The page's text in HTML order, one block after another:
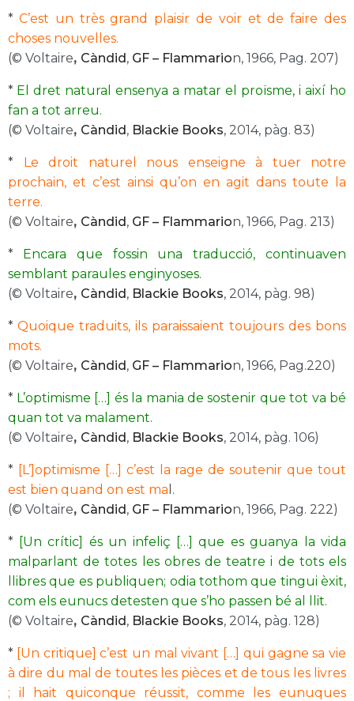
* C’est un très grand plaisir de voir et de faire des
choses nouvelles.
(© Voltaire, Càndid, GF – Flammarion, 1966, Pag. 207)
* El dret natural ensenya a matar el proïsme, i així ho
fan a tot arreu.
(© Voltaire, Càndid, Blackie Books, 2014, pàg. 83)
* Le droit naturel nous enseigne à tuer notre
prochain, et c’est ainsi qu’on en agit dans toute la
terre.
(© Voltaire, Càndid, GF – Flammarion, 1966, Pag. 213)
* Encara que fossin una traducció, continuaven
semblant paraules enginyoses.
(© Voltaire, Càndid, Blackie Books, 2014, pàg. 98)
* Quoique traduits, ils paraissaient toujours des bons
mots.
(© Voltaire, Càndid, GF – Flammarion, 1966, Pag.220)
* L’optimisme […] és la mania de sostenir que tot va bé
quan tot va malament.
(© Voltaire, Càndid, Blackie Books, 2014, pàg. 106)
* [L’]optimisme […] c’est la rage de soutenir que tout
est bien quand on est ma l.
(© Voltaire, Càndid, GF – Flammarion, 1966, Pag. 222)
* [Un crític] és un infeliç […] que es guanya la vida
malparlant de totes les obres de teatre i de tots els
llibres que es publiquen; odia tothom que tingui èxit,
com els eunucs detesten que s’ho passen bé al llit.
(© Voltaire, Càndid, Blackie Books, 2014, pàg. 128)
* [Un critique] c’est un mal vivant […] qui gagne sa vie
à dire du mal de toutes les pièces et de tous les livres
; il hait quiconque réussit, comme les eunuques